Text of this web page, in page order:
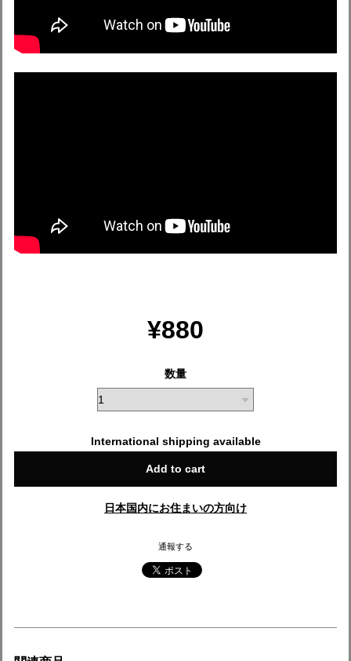
¥880
数量
International shipping available
Add to cart
日本国内にお住まいの方向け
通報する